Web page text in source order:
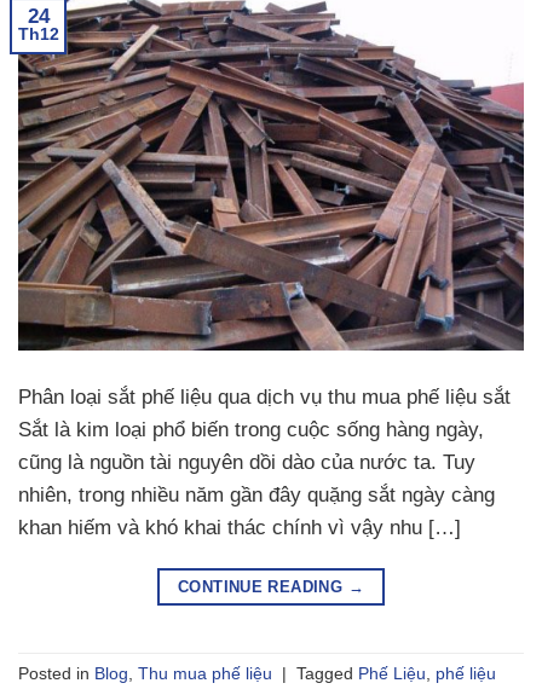
24
Th12
Phân loại sắt phế liệu qua dịch vụ thu mua phế liệu sắt
Sắt là kim loại phổ biến trong cuộc sống hàng ngày,
cũng là nguồn tài nguyên dồi dào của nước ta. Tuy
nhiên, trong nhiều năm gần đây quặng sắt ngày càng
khan hiếm và khó khai thác chính vì vậy nhu […]
CONTINUE READING →
Posted in Blog, Thu mua phế liệu Tagged Phế Liệu, phế liệu